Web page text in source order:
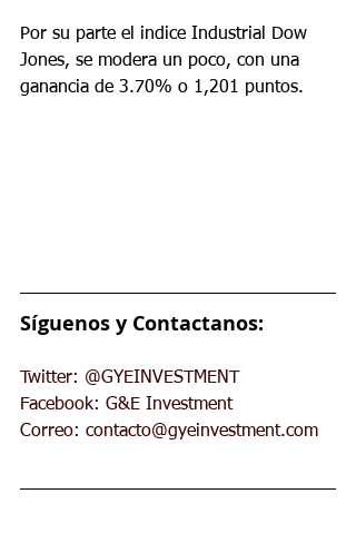
Por su parte el indice Industrial Dow
Jones, se modera un poco, con una
ganancia de 3.70% o 1,201 puntos.
Síguenos y Contactanos:
Twitter: @GYEINVESTMENT
Facebook: G&E Investment
Correo: contacto@gyeinvestment.com